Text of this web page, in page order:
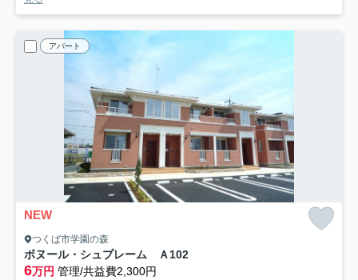
アパート
NEW
つくば市学園の森
ボヌール・シュプレーム Ａ 102
6万円 管理/共益費2,300円